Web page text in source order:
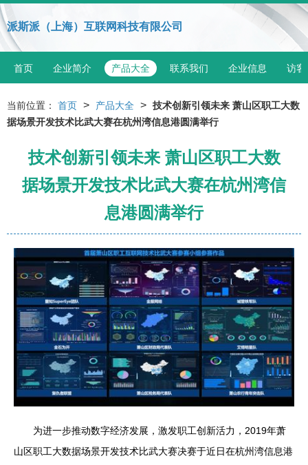
派斯派（上海）互联网科技有限公司
首页 企业简介 产品大全 联系我们 企业信息 访客
当前位置： 首页 > 产品大全 > 技术创新引领未来 萧山区职工大数
据场景开发技术比武大赛在杭州湾信息港圆满举行
技术创新引领未来 萧山区职工大数
据场景开发技术比武大赛在杭州湾信
息港圆满举行
为进一步推动数字经济发展，激发职工创新活力，2019年萧
山区职工大数据场景开发技术比武大赛决赛于近日在杭州湾信息港